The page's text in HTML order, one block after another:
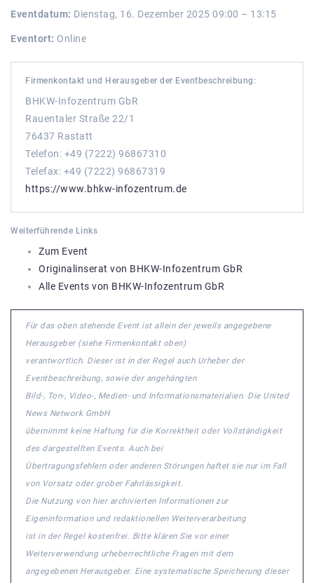
Eventdatum: Dienstag, 16. Dezember 2025 09:00 – 13:15
Eventort: Online
Firmenkontakt und Herausgeber der Eventbeschreibung:
BHKW-Infozentrum GbR
Rauentaler Straße 22/1
76437 Rastatt
Telefon: +49 (7222) 96867310
Telefax: +49 (7222) 96867319
https://www.bhkw-infozentrum.de
Weiterführende Links
Zum Event
Originalinserat von BHKW-Infozentrum GbR
Alle Events von BHKW-Infozentrum GbR
Für das oben stehende Event ist allein der jeweils angegebene
Herausgeber (siehe Firmenkontakt oben)
verantwortlich. Dieser ist in der Regel auch Urheber der
Eventbeschreibung, sowie der angehängten
Bild-, Ton-, Video-, Medien- und Informationsmaterialien. Die United
News Network GmbH
übernimmt keine Haftung für die Korrektheit oder Vollständigkeit
des dargestellten Events. Auch bei
Übertragungsfehlern oder anderen Störungen haftet sie nur im Fall
von Vorsatz oder grober Fahrlässigkeit.
Die Nutzung von hier archivierten Informationen zur
Eigeninformation und redaktionellen Weiterverarbeitung
ist in der Regel kostenfrei. Bitte klären Sie vor einer
Weiterverwendung urheberrechtliche Fragen mit dem
angegebenen Herausgeber. Eine systematische Speicherung dieser